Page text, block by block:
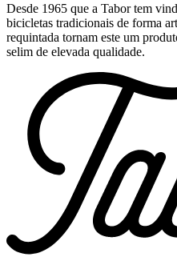
Desde 1965 que a Tabor tem
bicicletas tradicionais de forma
requintada tornam este um
selim de elevada qualidade.